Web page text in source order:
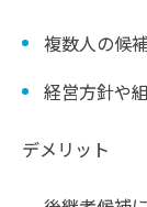
複数人の候
経営方針や
デメリット